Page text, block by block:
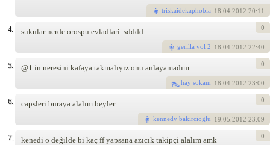
triskaidekaphobia 18.04.2012 20:11
4. sukular nerde orospu evladlari .sdddd
gerilla vol 2 18.04.2012 22:40
0
5. @1 in neresini kafaya takmalıyız onu anlayamadım.
hay sokam 18.04.2012 23:00
0
6. capsleri buraya alalım beyler.
kennedy bakircioglu 19.05.2012 23:09
0
7. kenedi o değilde bi kaç ff yapsana azıcık takipçi alalım amk 0